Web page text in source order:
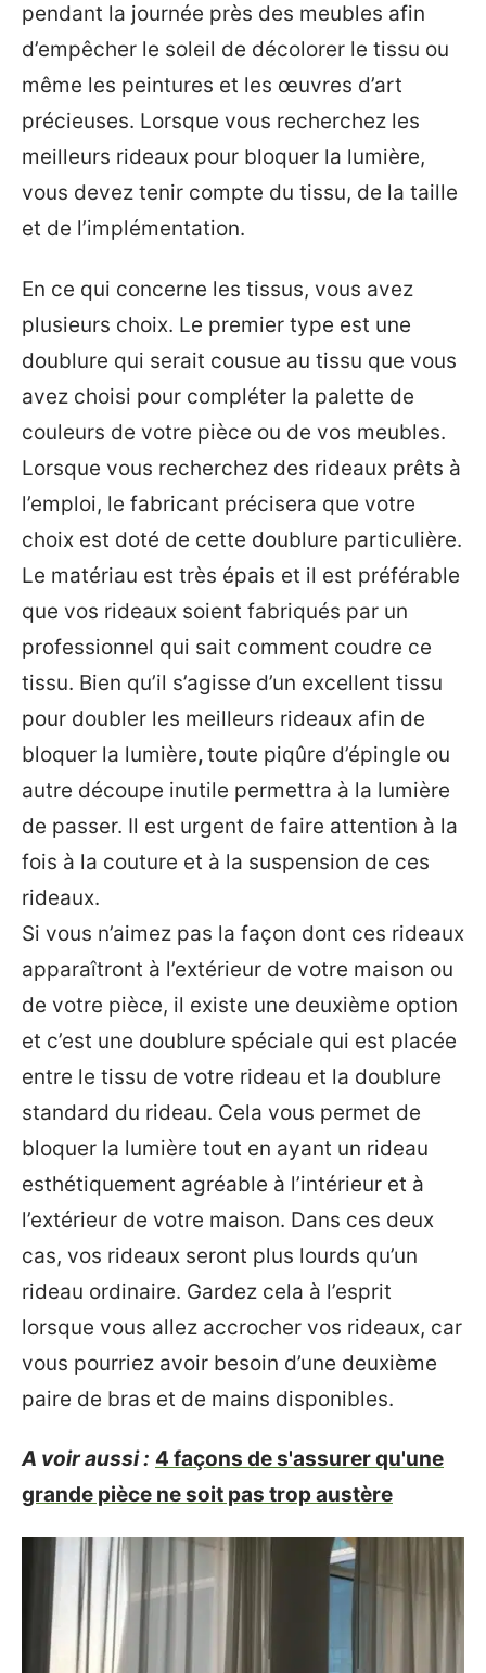
pendant la journée près des meubles afin
d’empêcher le soleil de décolorer le tissu ou
même les peintures et les œuvres d’art
précieuses. Lorsque vous recherchez les
meilleurs rideaux pour bloquer la lumière,
vous devez tenir compte du tissu, de la taille
et de l’implémentation.
En ce qui concerne les tissus, vous avez
plusieurs choix. Le premier type est une
doublure qui serait cousue au tissu que vous
avez choisi pour compléter la palette de
couleurs de votre pièce ou de vos meubles.
Lorsque vous recherchez des rideaux prêts à
l’emploi, le fabricant précisera que votre
choix est doté de cette doublure particulière.
Le matériau est très épais et il est préférable
que vos rideaux soient fabriqués par un
professionnel qui sait comment coudre ce
tissu. Bien qu’il s’agisse d’un excellent tissu
pour doubler les meilleurs rideaux afin de
bloquer la lumière,toute piqûre d’épingle ou
autre découpe inutile permettra à la lumière
de passer. Il est urgent de faire attention à la
fois à la couture et à la suspension de ces
rideaux.
Si vous n’aimez pas la façon dont ces rideaux
apparaîtront à l’extérieur de votre maison ou
de votre pièce, il existe une deuxième option
et c’est une doublure spéciale qui est placée
entre le tissu de votre rideau et la doublure
standard du rideau. Cela vous permet de
bloquer la lumière tout en ayant un rideau
esthétiquement agréable à l’intérieur et à
l’extérieur de votre maison. Dans ces deux
cas, vos rideaux seront plus lourds qu’un
rideau ordinaire. Gardez cela à l’esprit
lorsque vous allez accrocher vos rideaux, car
vous pourriez avoir besoin d’une deuxième
paire de bras et de mains disponibles.
A voir aussi : 4 façons de s'assurer qu'une
grande pièce ne soit pas trop austère